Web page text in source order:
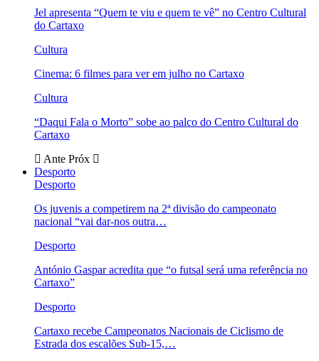
Jel apresenta “Quem te viu e quem te vê” no Centro Cultural
do Cartaxo
Cultura
Cinema: 6 filmes para ver em julho no Cartaxo
Cultura
“Daqui Fala o Morto” sobe ao palco do Centro Cultural do
Cartaxo
Ante Próx
Desporto
Desporto
Os juvenis a competirem na 2ª divisão do campeonato
nacional “vai dar-nos outra…
Desporto
António Gaspar acredita que “o futsal será uma referência no
Cartaxo”
Desporto
Cartaxo recebe Campeonatos Nacionais de Ciclismo de
Estrada dos escalões Sub-15,…